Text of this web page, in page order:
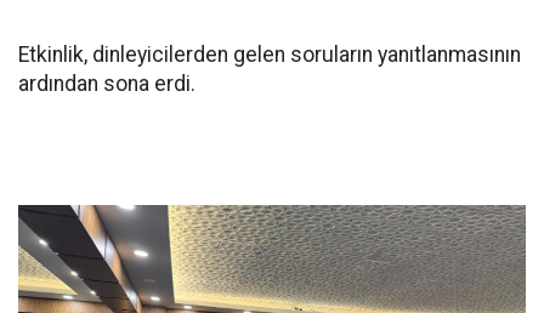
Etkinlik, dinleyicilerden gelen soruların yanıtlanmasının
ardından sona erdi.